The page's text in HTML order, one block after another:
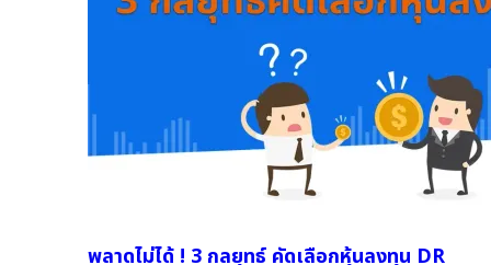
พลาดไม่ได้ ! 3 กลยุทธ์ คัดเลือกหุ้นลงทุน DR